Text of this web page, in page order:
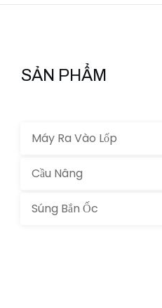
SẢN PHẨM
Máy Ra Vào Lốp
Cầu Nâng
Súng Bắn Ốc